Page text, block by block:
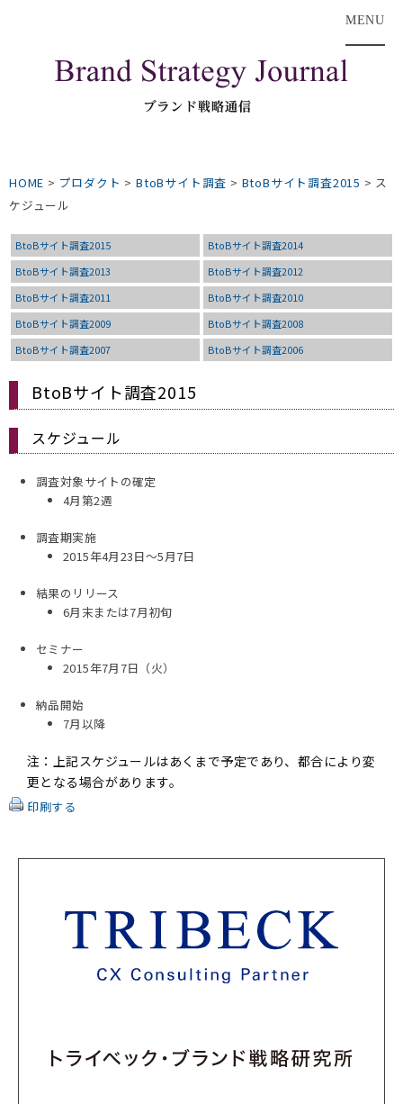
MENU
HOME > プロダクト >BtoBサイト調査 > BtoBサイト調査2015 > ス
ケジュール
BtoBサイト調査2015
BtoBサイト調査2014
BtoBサイト調査2013
BtoBサイト調査2012
BtoBサイト調査2011
BtoBサイト調査2010
BtoBサイト調査2009
BtoBサイト調査2008
BtoBサイト調査2007
BtoBサイト調査2006
BtoBサイト調査2015
スケジュール
調査対象サイトの確定
4月第2週
調査期実施
2015年4月23日～5月7日
結果のリリース
6月末または7月初旬
セミナー
2015年7月7日（火）
納品開始
7月以降
注：上記スケジュールはあくまで予定であり、都合により変
更となる場合があります。
印刷する